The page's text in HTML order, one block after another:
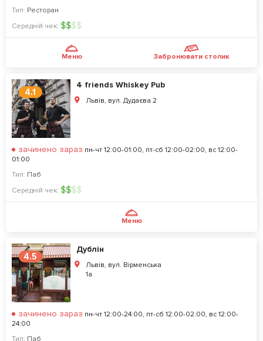
Тип: Ресторан
Середній чек: $$$$
Меню Забронювати столик
4.1
4 friends Whiskey Pub
Львів, вул. Дудаєва 2
зачинено зараз пн-чт 12:00-01:00, пт-сб 12:00-02:00, вс 12:00-
01:00
Тип: Паб
Середній чек: $$$$
Меню
4.5
Дублін
Львів, вул. Вірменська
1а
зачинено зараз пн-чт 12:00-24:00, пт-сб 12:00-02:00, вс 12:00-
24:00
Тип: Паб